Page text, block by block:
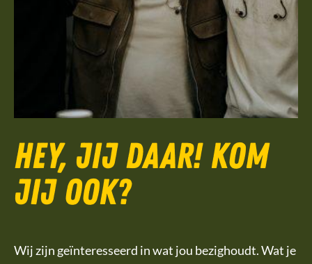
Hey, jij daar! Kom
jij ook?
Wij zijn geïnteresseerd in wat jou bezighoudt. Wat je